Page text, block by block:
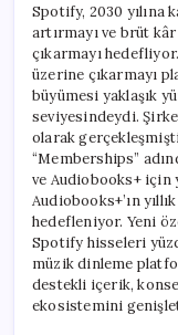
Spotify, 2030 yılına
artırmayı ve brüt kâr
çıkarmayı
üzerine çıkarmayı
büyümesi yaklaşık
seviyesindeydi.
olarak
“Memberships”
ve Audiobooks+ için
Audiobooks+’ın
hedefleniyor. Yeni
Spotify hisseleri
müzik dinleme
destekli içerik,
ekosistemini